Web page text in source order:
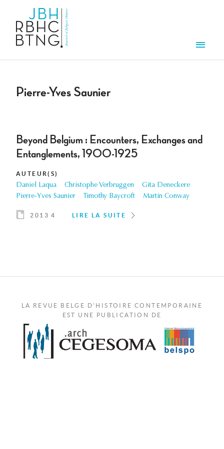
Pierre-Yves Saunier
Beyond Belgium : Encounters, Exchanges and
Entanglements, 1900-1925
AUTEUR(S)
Daniel Laqua Christophe Verbruggen
Gita Deneckere
Pierre-Yves Saunier
Timothy Baycroft Martin Conway
2013 4 LIRE LA SUITE
LA REVUE BELGE D'HISTOIRE CONTEMPORAINE
EST UNE PUBLICATION DE